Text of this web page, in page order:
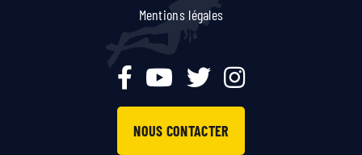
Mentions légales
NOUS CONTACTER